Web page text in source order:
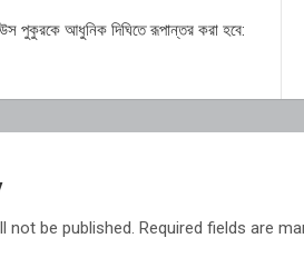
পুকুরকে আধুনিক দিঘিতে রূপান্তর করা হবে:
not be published. Required fields are